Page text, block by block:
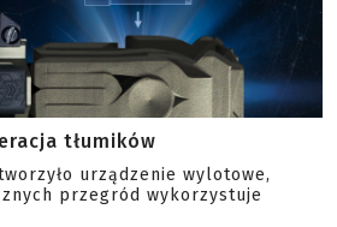
tłumików
urządzenie wylotowe,
przegród wykorzystuje